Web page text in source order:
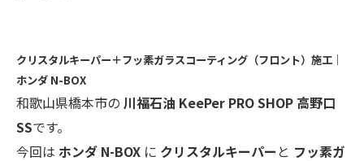
クリスタルキーパー＋フッ素ガラスコーティング（フロント）施工｜
ホンダ N-BOX
和歌山県橋本市の 川福石油 KeePer PRO SHOP 高野口
SSです。
今回は ホンダ N-BOX に クリスタルキーパー と フッ素ガ